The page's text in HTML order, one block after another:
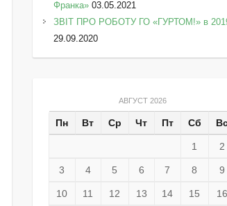
Франка» 03.05.2021
ЗВІТ ПРО РОБОТУ ГО «ГУРТОМ!» в
29.09.2020
АВГУСТ 2026
Пн Вт Ср Чт Пт Сб
1 2
3 4 5 6 7 8 9
10 11 12 13 14 15 16